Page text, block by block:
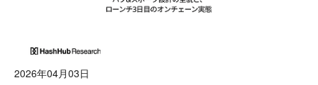
2026年04月03日